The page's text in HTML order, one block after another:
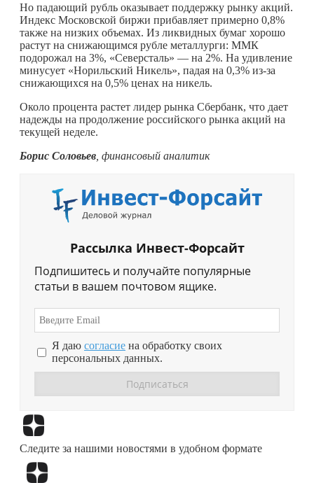
Но падающий рубль оказывает поддержку рынку акций.
Индекс Московской биржи прибавляет примерно 0,8%
также на низких объемах. Из ликвидных бумаг хорошо
растут на снижающимся рубле металлурги: ММК
подорожал на 3%, «Северсталь» — на 2%. На удивление
минусует «Норильский Никель», падая на 0,3% из-за
снижающихся на 0,5% ценах на никель.
Около процента растет лидер рынка Сбербанк, что дает
надежды на продолжение российского рынка акций на
текущей неделе.
Борис Соловьев , финансовый аналитик
Рассылка Инвест-Форсайт
Подпишитесь и получайте популярные
статьи в вашем почтовом ящике.
Я даю согласие на обработку своих
персональных данных.
Следите за нашими новостями в удобном формате